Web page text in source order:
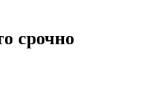
срочно